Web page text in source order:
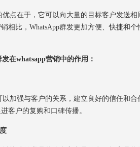
点在于，它可以向大量的目标客户发送相
相比，WhatsApp群发更加方便、快捷和
whatsapp营销中的作用：
加强与客户的关系，建立良好的信任和合
客户的复购和口碑传播。